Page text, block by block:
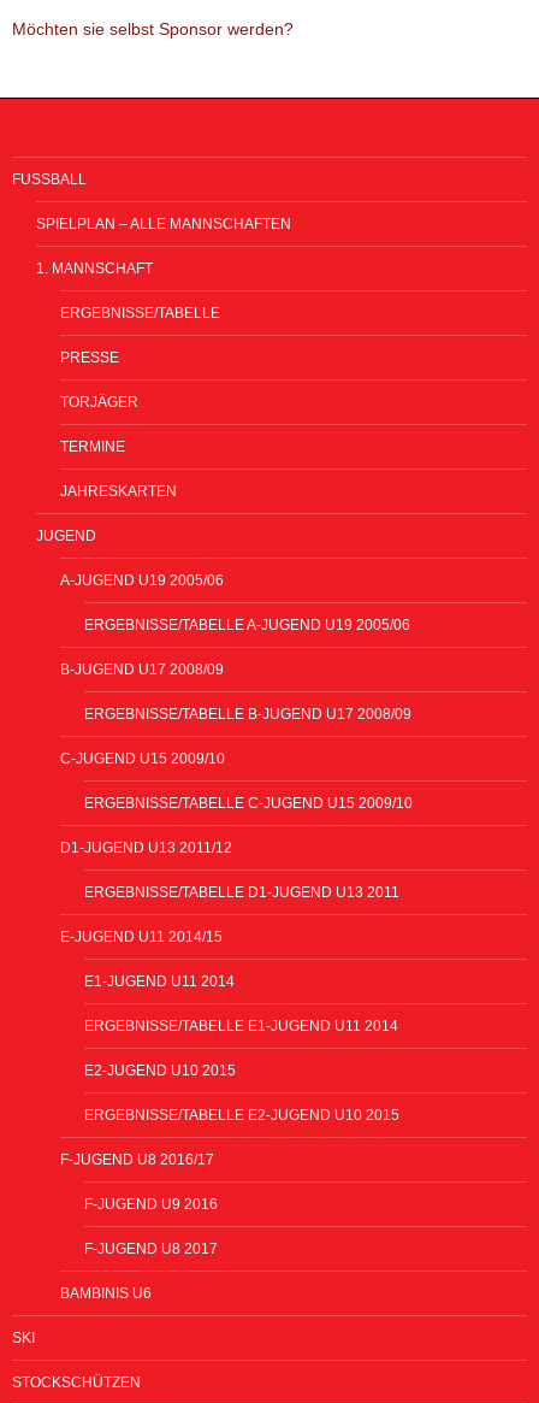
Möchten sie selbst Sponsor werden?
FUSSBALL
SPIELPLAN – ALLE MANNSCHAFTEN
1. MANNSCHAFT
ERGEBNISSE/TABELLE
PRESSE
TORJÄGER
TERMINE
JAHRESKARTEN
JUGEND
A-JUGEND U19 2005/06
ERGEBNISSE/TABELLE A-JUGEND U19 2005/06
B-JUGEND U17 2008/09
ERGEBNISSE/TABELLE B-JUGEND U17 2008/09
C-JUGEND U15 2009/10
ERGEBNISSE/TABELLE C-JUGEND U15 2009/10
D1-JUGEND U13 2011/12
ERGEBNISSE/TABELLE D1-JUGEND U13 2011
E-JUGEND U11 2014/15
E1-JUGEND U11 2014
ERGEBNISSE/TABELLE E1-JUGEND U11 2014
E2-JUGEND U10 2015
ERGEBNISSE/TABELLE E2-JUGEND U10 2015
F-JUGEND U8 2016/17
F-JUGEND U9 2016
F-JUGEND U8 2017
BAMBINIS U6
SKI
STOCKSCHÜTZEN